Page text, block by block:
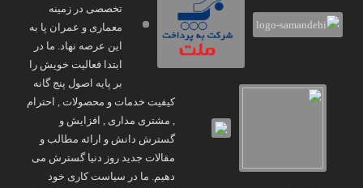
تخصصی در زمینه
معماری و عمران پا به
این عرصه نهاد. ما در
ابتدا فعالیت خویش را
بر پایه اصول پنج گانه
کیفیت خدمات و محصولات , احترام
, مشتری مداری , افزایش و
گسترش دانش و ارائه مطالب و
مقالات جدید روز دنیا گسترش می
دهیم. ما در سیاست کاری خود